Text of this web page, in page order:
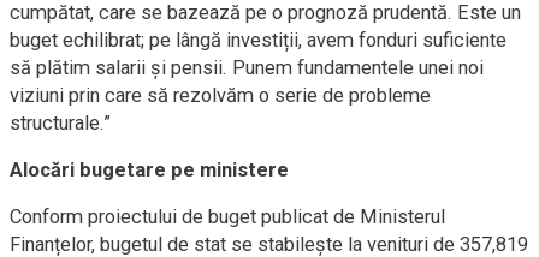
cumpătat, care se bazează pe o prognoză prudentă. Este un
buget echilibrat; pe lângă investiții, avem fonduri suficiente
să plătim salarii și pensii. Punem fundamentele unei noi
viziuni prin care să rezolvăm o serie de probleme
structurale.”
Alocări bugetare pe ministere
Conform proiectului de buget publicat de Ministerul
Finanțelor, bugetul de stat se stabilește la venituri de 357,819